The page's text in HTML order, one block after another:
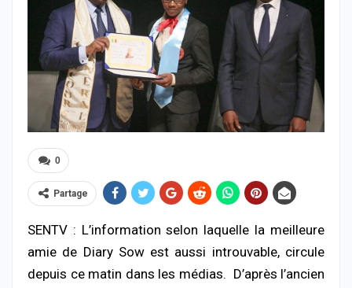
0
Partage
SENTV : L’information selon laquelle la meilleure
amie de Diary Sow est aussi introuvable, circule
depuis ce matin dans les médias. D’après l’ancien